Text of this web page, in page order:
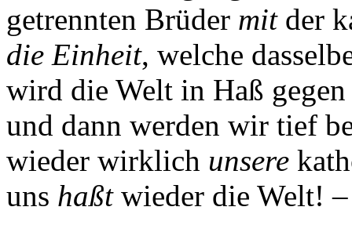
getrennten Brüder mitder
die Einheit, welche
wird die Welt in Haß
und dann werden wir tief
wieder wirklich unsere
uns haßtwieder die Welt! –